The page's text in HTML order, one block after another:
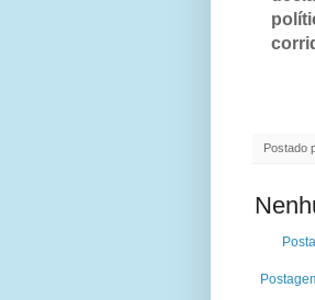
Postado